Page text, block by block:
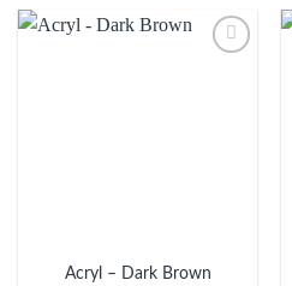
Acryl – Dark Brown